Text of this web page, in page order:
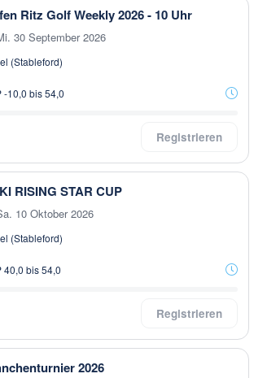
Ritz Golf Weekly 2026 - 10 Uhr
30 September 2026
(Stableford)
-10,0 bis 54,0
Registrieren
RISING STAR CUP
10 Oktober 2026
(Stableford)
40,0 bis 54,0
Registrieren
2026